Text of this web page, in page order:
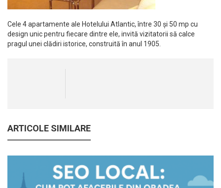
Cele 4 apartamente ale Hotelului Atlantic, între 30 și 50 mp cu
design unic pentru fiecare dintre ele, invită vizitatorii să calce
pragul unei clădiri istorice, construită în anul 1905.
ARTICOLE SIMILARE